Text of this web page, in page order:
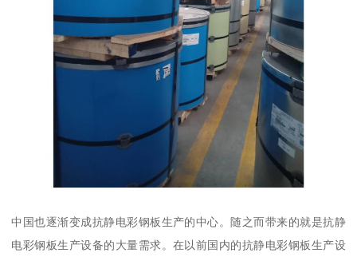
中国也逐渐变成抗静电彩钢板生产的中心。随之而带来的就是抗静
电彩钢板生产设备的大量需求。在以前国内的抗静电彩钢板生产设